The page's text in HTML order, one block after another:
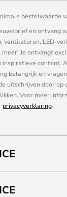
bestelwaarde
en ontvang
ventilatoren, LED-
Je ontvangt
inspiratieve content.
belangrijk en
uitschrijven door op
Voor meer
privacyverklaring.